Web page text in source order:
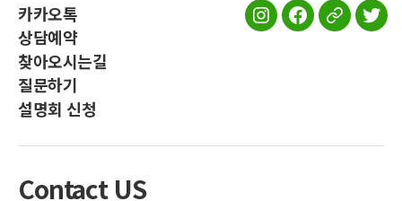
카카오톡
상담예약
찾아오시는길
질문하기
설명회 신청
스
인
스
페
스
공
스
트
Contact US